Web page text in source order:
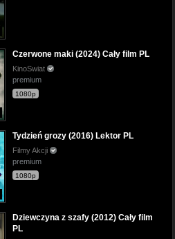
Czerwone maki (2024) Cały film PL
KinoSwiat
premium
1080p
Tydzień grozy (2016) Lektor PL
Filmy Akcji
premium
1080p
Dziewczyna z szafy (2012) Cały film
PL